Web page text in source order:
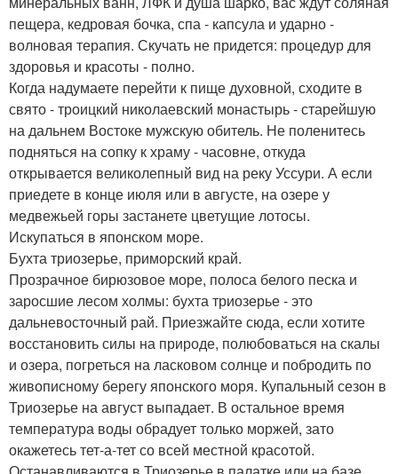
пещера, кедровая бочка, спа - капсула и ударно -
волновая терапия. Скучать не придется: процедур для
здоровья и красоты - полно.
Когда надумаете перейти к пище духовной, сходите в
свято - троицкий николаевский монастырь - старейшую
на дальнем Востоке мужскую обитель. Не поленитесь
подняться на сопку к храму - часовне, откуда
открывается великолепный вид на реку Уссури. А если
приедете в конце июля или в августе, на озере у
медвежьей горы застанете цветущие лотосы.
Искупаться в японском море.
Бухта триозерье, приморский край.
Прозрачное бирюзовое море, полоса белого песка и
заросшие лесом холмы: бухта триозерье - это
дальневосточный рай. Приезжайте сюда, если хотите
восстановить силы на природе, полюбоваться на скалы
и озера, погреться на ласковом солнце и побродить по
живописному берегу японского моря. Купальный сезон в
Триозерье на август выпадает. В остальное время
температура воды обрадует только моржей, зато
окажетесь тет-а-тет со всей местной красотой.